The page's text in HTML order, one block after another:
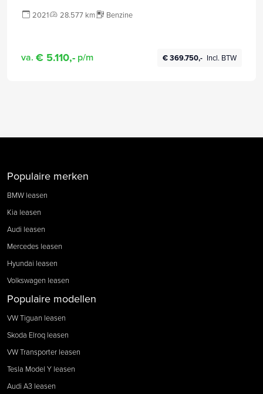
2021 28.577 km Benzine
va. € 5.110,- p/m € 369.750,- Incl. BTW
Populaire merken
BMW leasen
Kia leasen
Audi leasen
Mercedes leasen
Hyundai leasen
Volkswagen leasen
Populaire modellen
VW Tiguan leasen
Skoda Elroq leasen
VW Transporter leasen
Tesla Model Y leasen
Audi A3 leasen